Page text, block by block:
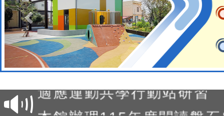
本校115學年度第2次代理
本館辦理115年度閱讀磐